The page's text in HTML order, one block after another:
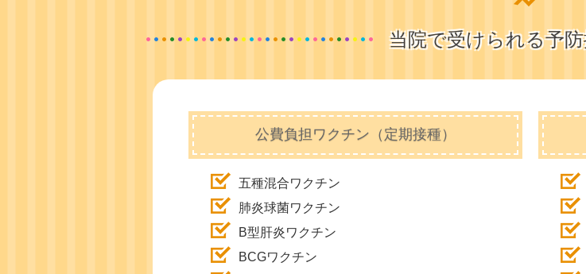
当院で受けられる予
公費負担ワクチン（定期接種）
五種混合ワクチン
肺炎球菌ワクチン
B型肝炎ワクチン
BCGワクチン